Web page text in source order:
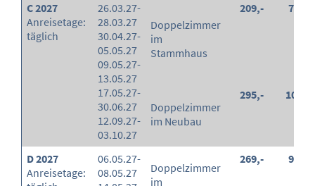
C 2027
Anreisetage:
täglich
26.03.27-
28.03.27
30.04.27-
05.05.27
09.05.27-
13.05.27
17.05.27-
30.06.27
12.09.27-
03.10.27
Doppelzimmer
im
Stammhaus
209,- 70,-
Doppelzimmer
im Neubau
295,- 102,-
D 2027
Anreisetage:
06.05.27-
08.05.27
Doppelzimmer
im
269,- 90,-